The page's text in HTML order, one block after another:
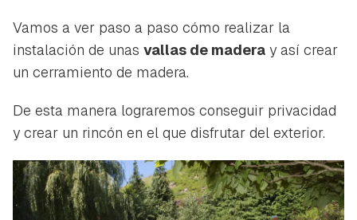
INICIAR SESIÓN CANCELAR
Vamos a ver paso a paso cómo realizar la
instalación de unas vallas de madera y así crear
un cerramiento de madera.
De esta manera lograremos conseguir privacidad
y crear un rincón en el que disfrutar del exterior.
ACEPTAR